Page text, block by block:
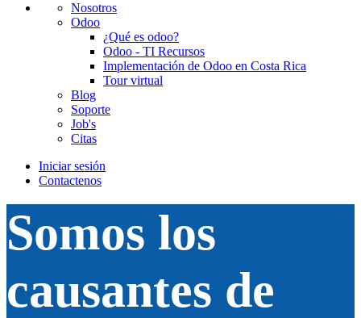
Nosotros
Odoo
¿Qué es odoo?
Odoo - TI Recursos
Implementación de Odoo en Costa Rica
Tour virtual
Blog
Soporte
Job's
Citas
Iniciar sesión
Contactenos
Somos los
causantes de